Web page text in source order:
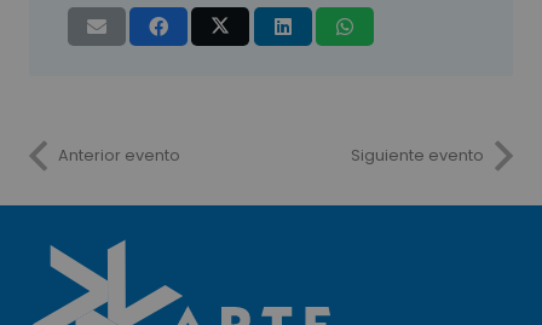
Anterior evento Siguiente evento